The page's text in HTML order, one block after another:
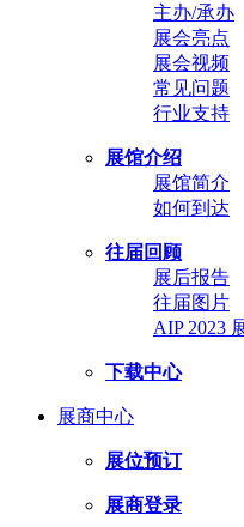
主办/承办
展会亮点
展会视频
常见问题
行业支持
展馆介绍
展馆简介
如何到达
往届回顾
展后报告
往届图片
AIP 2023
下载中心
展商中心
展位预订
展商登录